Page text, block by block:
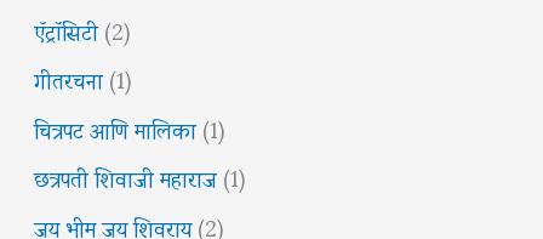
ऍट्रॉसिटी(2)
गीतरचना(1)
चित्रपट आणि मालिका(1)
छत्रपती शिवाजी महाराज(1)
जय भीम जय शिवराय(2)